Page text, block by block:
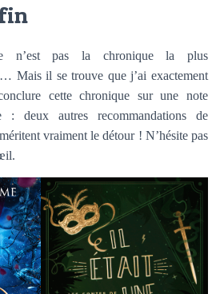
n’est pas la chronique la plus
Mais il se trouve que j’ai exactement
cette chronique sur une note
: deux autres recommandations de
vraiment le détour ! N’hésite pas